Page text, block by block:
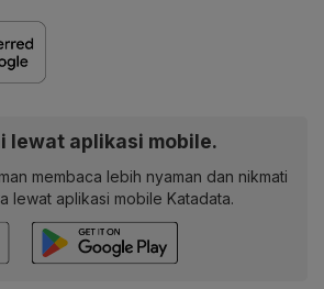
lewat aplikasi mobile.
membaca lebih nyaman dan nikmati
lewat aplikasi mobile Katadata.